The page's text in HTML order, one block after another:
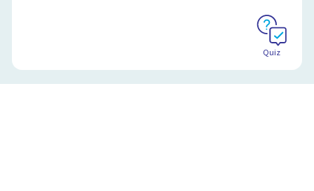
Quiz